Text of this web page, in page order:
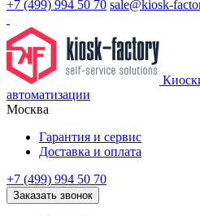
+7 (499) 994 50 70 sale@kiosk-
автоматизации
Москва
Гарантия и сервис
Доставка и оплата
+7 (499) 994 50 70
Заказать звонок